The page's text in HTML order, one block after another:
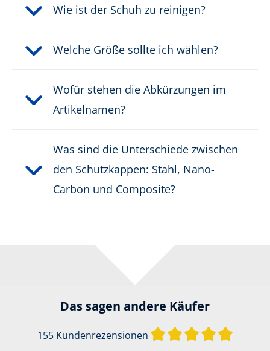
Wie ist der Schuh zu reinigen?
Welche Größe sollte ich wählen?
Wofür stehen die Abkürzungen im
Artikelnamen?
Was sind die Unterschiede zwischen
den Schutzkappen: Stahl, Nano-
Carbon und Composite?
Das sagen andere Käufer
155 Kundenrezensionen